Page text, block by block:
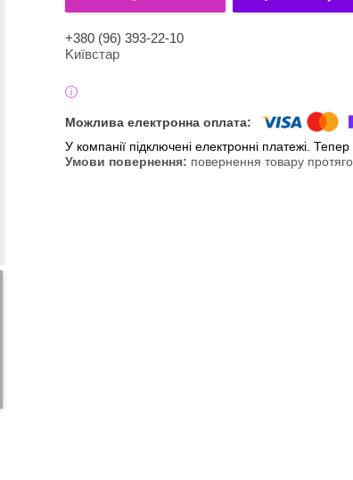
+380 (96) 393-22-10
Kиївcтaр
У компанії підключені електронні платежі.
повернення товару